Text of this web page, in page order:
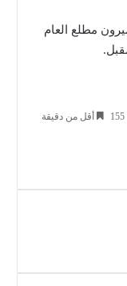
مطلع العام
155 أقل من دقيقة